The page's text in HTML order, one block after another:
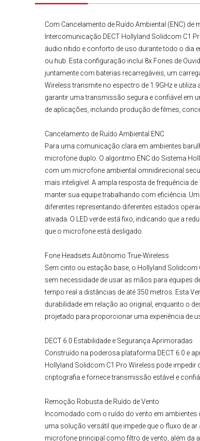
Com Cancelamento de Ruído Ambiental (ENC)
Intercomunicação DECT Hollyland Solidcom C1
áudio nítido e conforto de uso durante todo o dia
ou hub. Esta configuração inclui 8x Fones de
juntamente com baterias recarregáveis, um
Wirelesstransmite no espectro de 1.9GHz e
garantir uma transmissão segura e confiável em
de aplicações, incluindo produção de filmes,
Cancelamento de Ruído Ambiental ENC
Para uma comunicação clara em ambientes
microfone duplo. O algoritmo ENC do Sistema
com um microfone ambiental omnidirecional
mais inteligível. A ampla resposta de frequência
manter sua equipe trabalhando com eficiência.
diferentes representando diferentes estados
ativada. O LED verde está fixo, indicando que a
que o microfone está desligado.
Fone Headsets Autônomo True-Wireless
Sem cinto ou estação base, o Hollyland Solidcom
sem necessidade de usar as mãos para equipes
tempo real a distâncias de até 350 metros. Esta
durabilidade em relação ao original, enquanto o
projetado para proporcionar uma experiência de
DECT 6.0 Estabilidade e Segurança Aprimoradas
Construído na poderosa plataforma DECT 6.0 e
Hollyland Solidcom C1 Pro Wireless pode impedir
criptografia e fornece transmissão estável e
Remoção Robusta de Ruído de Vento
Incomodado com o ruído do vento em
uma solução versátil que impede que o fluxo de
microfone principal como filtro de vento, além da